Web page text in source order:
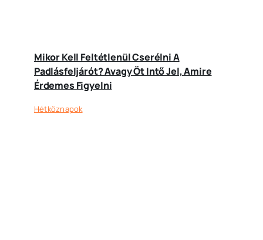
Mikor Kell Feltétlenül Cserélni A
Padlásfeljárót? Avagy Öt Intő Jel, Amire
Érdemes Figyelni
Hétköznapok